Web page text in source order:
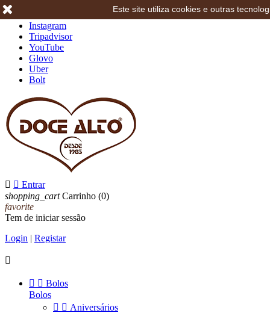
Instagram
Tripadvisor
YouTube
Glovo
Uber
Bolt
  Entrar
shopping_cart Carrinho (0)
favorite
Tem de iniciar sessão
Login | Registar

  Bolos
Bolos
  Aniversários
Este site utiliza cookies e outras